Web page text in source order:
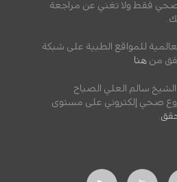
فقط ولا تغني عن مراجعة
للمواقع الطبية على شبكة
من هنا
سالم العلي الصباح
صحي إلكتروني على مستوى
.